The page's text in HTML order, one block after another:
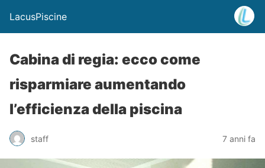
LacusPiscine
Cabina di regia: ecco come
risparmiare aumentando
l’efficienza della piscina
staff 7 anni fa